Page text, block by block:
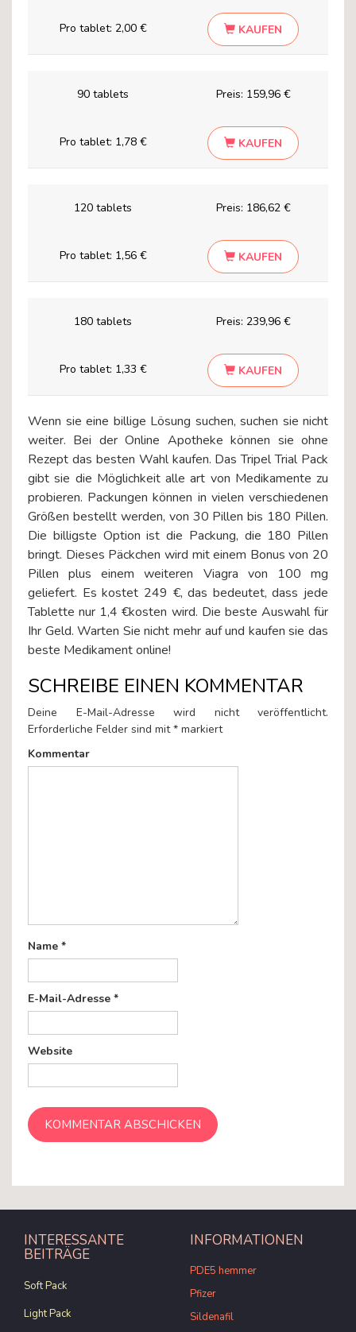
Pro tablet: 2,00 € KAUFEN
90 tablets Preis: 159,96 €
Pro tablet: 1,78 € KAUFEN
120 tablets Preis: 186,62 €
Pro tablet: 1,56 € KAUFEN
180 tablets Preis: 239,96 €
Pro tablet: 1,33 € KAUFEN
Wenn sie eine billige Lösung suchen, suchen sie nicht
weiter. Bei der Online Apotheke können sie ohne
Rezept das besten Wahl kaufen. Das Tripel Trial Pack
gibt sie die Möglichkeit alle art von Medikamente zu
probieren. Packungen können in vielen verschiedenen
Größen bestellt werden, von 30 Pillen bis 180 Pillen.
Die billigste Option ist die Packung, die 180 Pillen
bringt. Dieses Päckchen wird mit einem Bonus von 20
Pillen plus einem weiteren Viagra von 100 mg
geliefert. Es kostet 249 €, das bedeutet, dass jede
Tablette nur 1,4 €kosten wird. Die beste Auswahl für
Ihr Geld. Warten Sie nicht mehr auf und kaufen sie das
beste Medikament online!
SCHREIBE EINEN KOMMENTAR
Deine E-Mail-Adresse wird nicht veröffentlicht.
Erforderliche Felder sind mit* markiert
Kommentar
Name *
E-Mail-Adresse *
Website
INTERESSANTE
BEITRÄGE
Soft Pack
Light Pack
INFORMATIONEN
PDE5 hemmer
Pfizer
Sildenafil